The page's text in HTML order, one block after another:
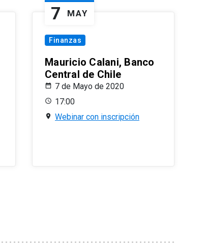
7 MAY
Finanzas
Mauricio Calani, Banco
Central de Chile
7 de Mayo de 2020
17:00
Webinar con inscripción